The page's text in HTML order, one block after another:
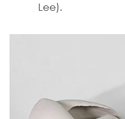
Lee).